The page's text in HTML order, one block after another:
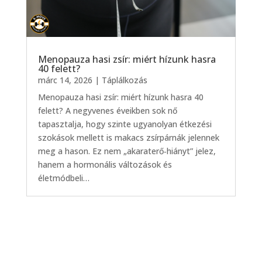
Menopauza hasi zsír: miért hízunk hasra
40 felett?
márc 14, 2026 | Táplálkozás
Menopauza hasi zsír: miért hízunk hasra 40
felett? A negyvenes éveikben sok nő
tapasztalja, hogy szinte ugyanolyan étkezési
szokások mellett is makacs zsírpárnák jelennek
meg a hason. Ez nem „akaraterő‑hiányt” jelez,
hanem a hormonális változások és
életmódbeli…